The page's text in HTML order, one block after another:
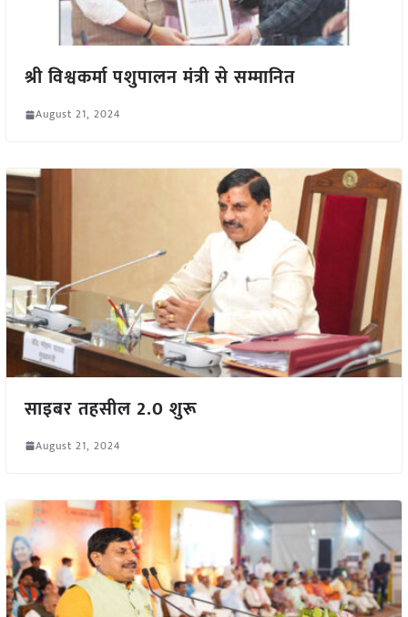
श्री विश्वकर्मा पशुपालन मंत्री से सम्मानित
August 21, 2024
साइबर तहसील 2.0 शुरू
August 21, 2024